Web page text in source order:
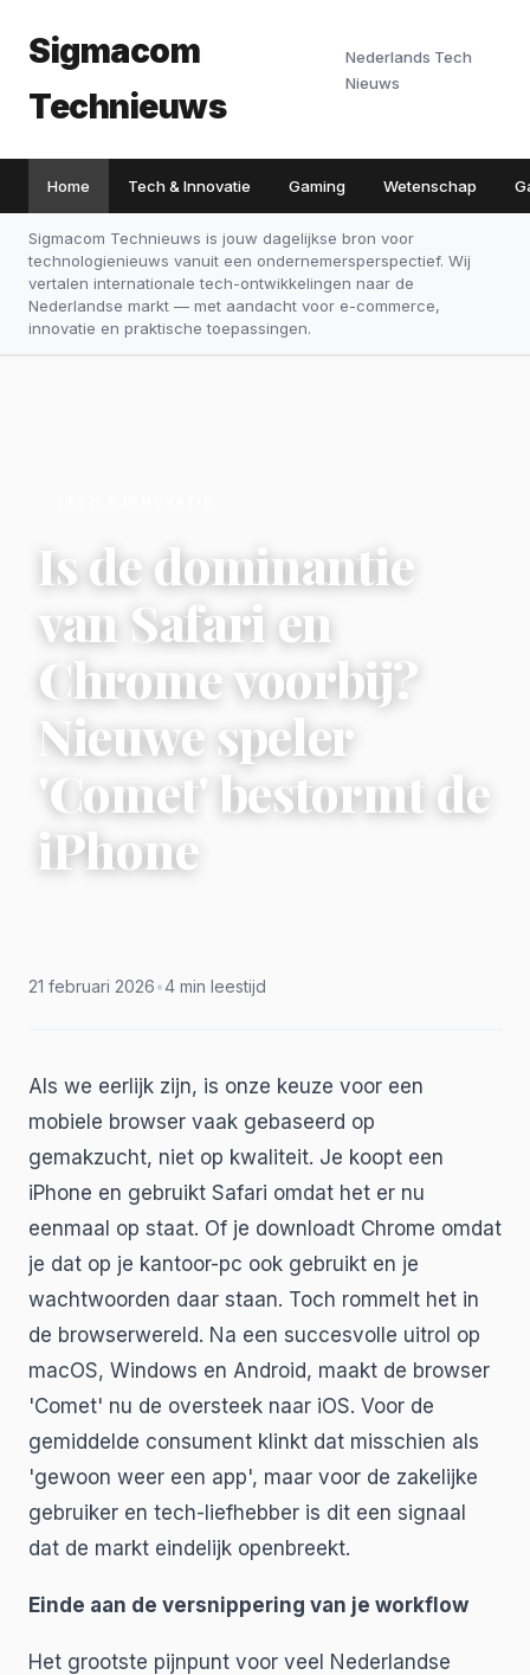
Sigmacom
Technieuws
Nederlands Tech
Nieuws
Home Tech & Innovatie Gaming Wetenschap
Sigmacom Technieuws is jouw dagelijkse bron voor
technologienieuws vanuit een ondernemersperspectief. Wij
vertalen internationale tech-ontwikkelingen naar de
Nederlandse markt — met aandacht voor e-commerce,
innovatie en praktische toepassingen.
Is de dominantie
van Safari en
Chrome voorbij?
Nieuwe speler
'Comet' bestormt de
iPhone
21 februari 2026•4 min leestijd
Als we eerlijk zijn, is onze keuze voor een
mobiele browser vaak gebaseerd op
gemakzucht, niet op kwaliteit. Je koopt een
iPhone en gebruikt Safari omdat het er nu
eenmaal op staat. Of je downloadt Chrome omdat
je dat op je kantoor-pc ook gebruikt en je
wachtwoorden daar staan. Toch rommelt het in
de browserwereld. Na een succesvolle uitrol op
macOS, Windows en Android, maakt de browser
'Comet' nu de oversteek naar iOS. Voor de
gemiddelde consument klinkt dat misschien als
'gewoon weer een app', maar voor de zakelijke
gebruiker en tech-liefhebber is dit een signaal
dat de markt eindelijk openbreekt.
Einde aan de versnippering van je workflow
Het grootste pijnpunt voor veel Nederlandse